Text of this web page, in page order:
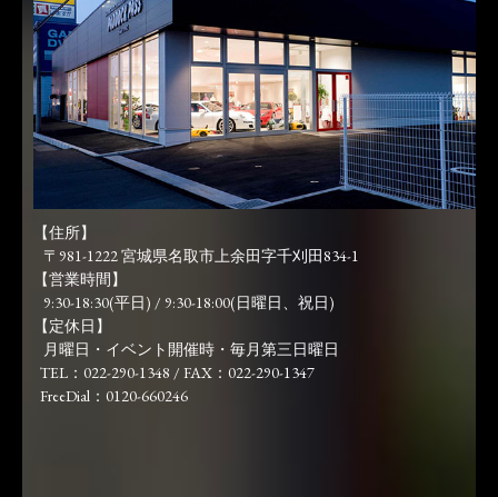
【住所】
〒981-1222 宮城県名取市上余田字千刈田834-1
【営業時間】
9:30-18:30(平日) / 9:30-18:00(日曜日、祝日)
【定休日】
月曜日・イベント開催時・毎月第三日曜日
TEL：022-290-1348 / FAX：022-290-1347
FreeDial：0120-660246